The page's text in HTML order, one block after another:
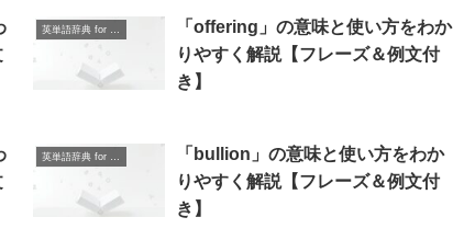
「offering」の意味と使い方をわか
りやすく解説【フレーズ＆例文付
き】
「bullion」の意味と使い方をわか
りやすく解説【フレーズ＆例文付
き】